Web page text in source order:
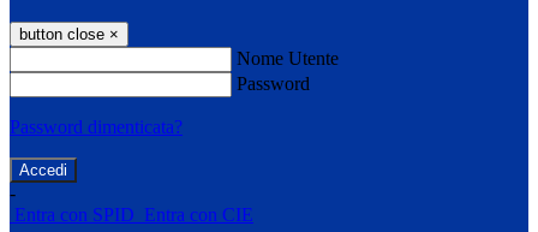
button close ×
Nome Utente
Password
Password dimenticata?
-
Entra con SPID Entra con CIE